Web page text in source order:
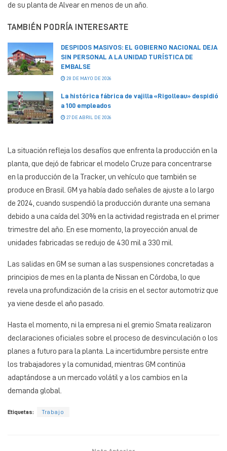
de su planta de Alvear en menos de un año.
TAMBIÉN PODRÍA INTERESARTE
DESPIDOS MASIVOS: EL GOBIERNO NACIONAL DEJA
SIN PERSONAL A LA UNIDAD TURÍSTICA DE
EMBALSE
28 DE MAYO DE 2026
La histórica fábrica de vajilla «Rigolleau» despidió
a 100 empleados
27 DE ABRIL DE 2026
La situación refleja los desafíos que enfrenta la producción en la
planta, que dejó de fabricar el modelo Cruze para concentrarse
en la producción de la Tracker, un vehículo que también se
produce en Brasil. GM ya había dado señales de ajuste a lo largo
de 2024, cuando suspendió la producción durante una semana
debido a una caída del 30% en la actividad registrada en el primer
trimestre del año. En ese momento, la proyección anual de
unidades fabricadas se redujo de 430 mil a 330 mil.
Las salidas en GM se suman a las suspensiones concretadas a
principios de mes en la planta de Nissan en Córdoba, lo que
revela una profundización de la crisis en el sector automotriz que
ya viene desde el año pasado.
Hasta el momento, ni la empresa ni el gremio Smata realizaron
declaraciones oficiales sobre el proceso de desvinculación o los
planes a futuro para la planta. La incertidumbre persiste entre
los trabajadores y la comunidad, mientras GM continúa
adaptándose a un mercado volátil y a los cambios en la
demanda global.
Etiquetas: Trabajo